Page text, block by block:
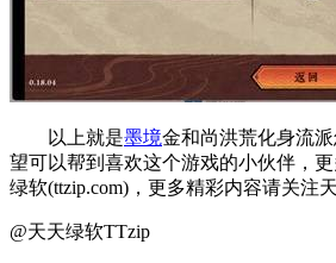
以上就是墨境金和尚洪荒化身流
望可以帮到喜欢这个游戏的小伙伴，
绿软(ttzip.com)，更多精彩内容请关注天
@天天绿软TTzip